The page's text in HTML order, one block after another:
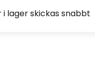
i lager skickas snabbt